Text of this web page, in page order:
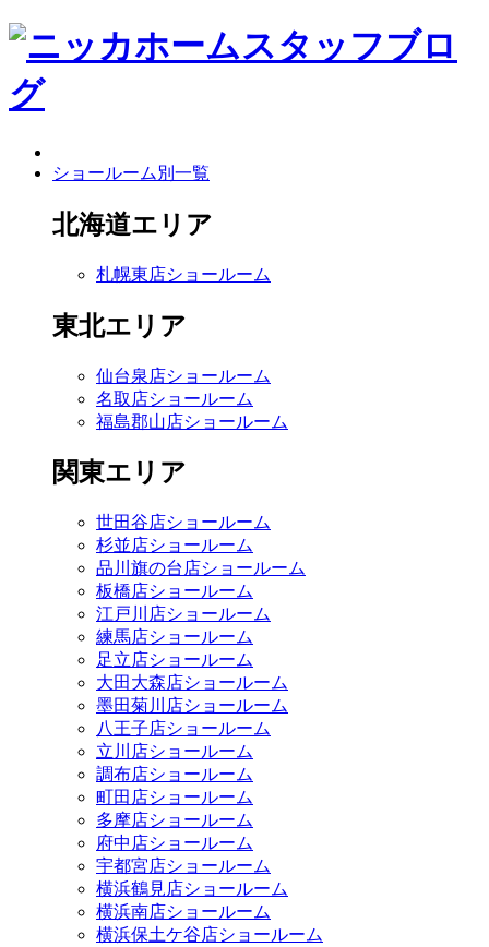
ショールーム別一覧
北海道エリア
札幌東店ショールーム
東北エリア
仙台泉店ショールーム
名取店ショールーム
福島郡山店ショールーム
関東エリア
世田谷店ショールーム
杉並店ショールーム
品川旗の台店ショールーム
板橋店ショールーム
江戸川店ショールーム
練馬店ショールーム
足立店ショールーム
大田大森店ショールーム
墨田菊川店ショールーム
八王子店ショールーム
立川店ショールーム
調布店ショールーム
町田店ショールーム
多摩店ショールーム
府中店ショールーム
宇都宮店ショールーム
横浜鶴見店ショールーム
横浜南店ショールーム
横浜保土ケ谷店ショールーム